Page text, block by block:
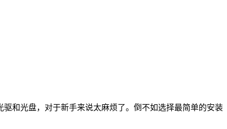
和光盘，对于新手来说太麻烦了。倒不如选择最简单的安装